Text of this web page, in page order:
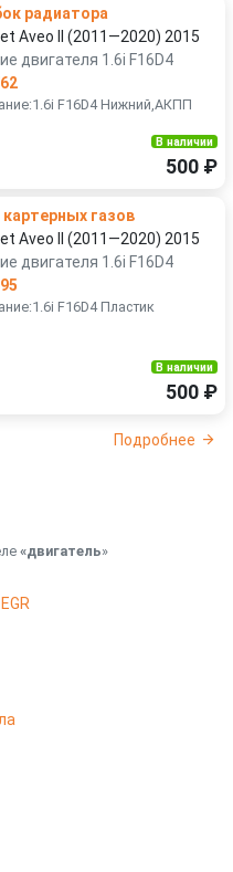
радиатора
Aveo II (2011—2020) 2015
двигателя 1.6i F16D4
F16D4 Нижний,АКПП
В наличии
500 ₽
картерных газов
Aveo II (2011—2020) 2015
двигателя 1.6i F16D4
F16D4 Пластик
В наличии
500 ₽
Подробнее
«двигатель»